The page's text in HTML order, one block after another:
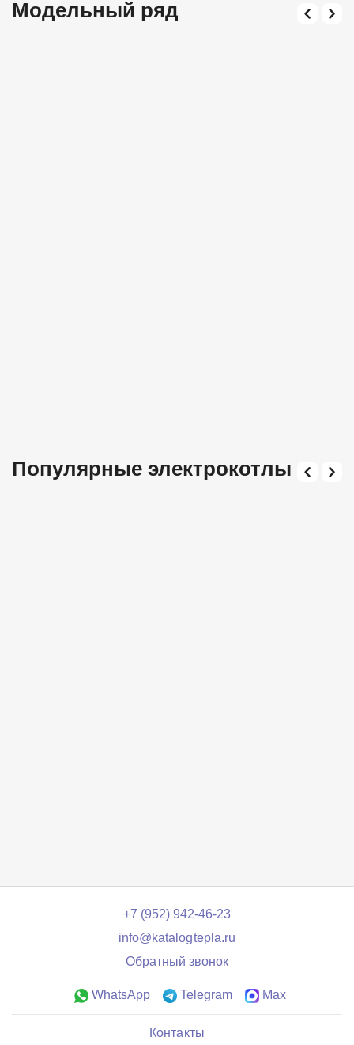
Модельный ряд
Популярные электрокотлы
+7 (952) 942-46-23
info@katalogtepla.ru
Обратный звонок
WhatsApp Telegram Max
Контакты